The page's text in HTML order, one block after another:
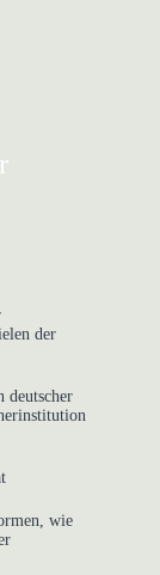
der
deutscher
wie